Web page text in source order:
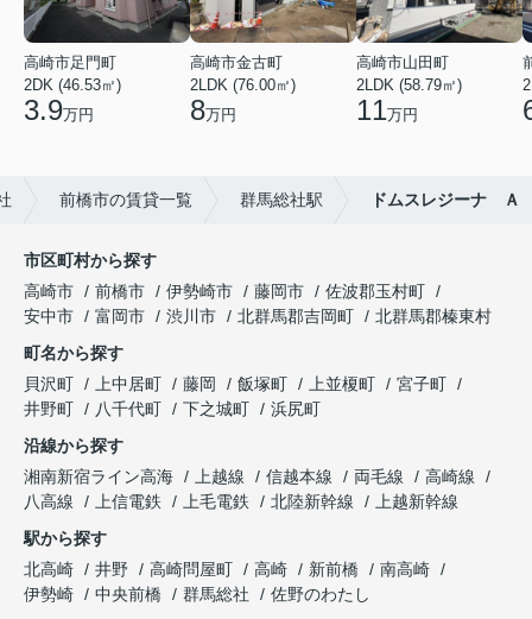
高崎市足門町
2DK (46.53㎡)
3.9万円
高崎市金古町
2LDK (76.00㎡)
8万円
高崎市山田町
2LDK (58.79㎡)
11万円
前橋市の賃貸一覧 群馬総社駅 ドムスレジーナ Ａ
市区町村から探す
高崎市
前橋市 伊勢崎市 藤岡市
佐波郡玉村町
安中市
富岡市 渋川市 北群馬郡吉岡町
北群馬郡榛東村
町名から探す
貝沢町
上中居町 藤岡 飯塚町 上並榎町
宮子町
井野町
八千代町 下之城町
浜尻町
沿線から探す
湘南新宿ライン高海
上越線 信越本線 両毛線
高崎線
八高線
上信電鉄 上毛電鉄 北陸新幹線
上越新幹線
駅から探す
北高崎
井野 高崎問屋町 高崎 新前橋
南高崎
伊勢崎
中央前橋 群馬総社 佐野のわたし